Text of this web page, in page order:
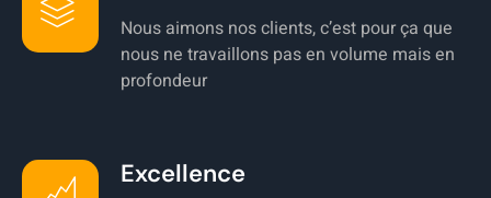
Nous aimons nos clients, c’est pour ça que
nous ne travaillons pas en volume mais en
profondeur
Excellence